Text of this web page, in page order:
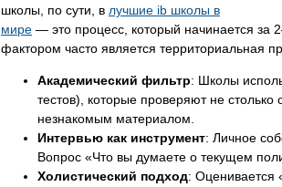
школы, по сути, в лучшие ib школы в
мире — это процесс, который начинается за
фактором часто является территориальная
Академический фильтр: Школы
тестов), которые проверяют не
незнакомым материалом.
Интервью как инструмент: Личное
Вопрос «Что вы думаете о текущем
Холистический подход: Оценивается